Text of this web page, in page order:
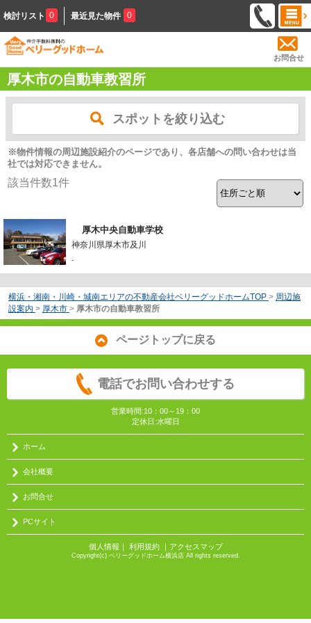
検討リスト 0 最近見た物件 0
お問合せ
厚木市の自動車教習所
スポットを絞り込む
※物件情報の周辺施設紹介のページであり、各店舗への問い合わせは当
社では対応できません。
該当件数1件
厚木中央自動車学校
神奈川県厚木市及川
-
横浜・湘南・川崎・城南エリアの不動産会社ベリーグッドホームTOP > 周辺施
設案内 > 厚木市 > 厚木市の自動車教習所
ページトップに戻る
電話でお問い合わせする
営業時間:10：00～19：00
定休日:水曜日
ホーム
会社概要
お問合せ
PCサイト
個人情報 ｜ 利用規約｜ アクセスマップ
Copyright(c) ベリーグッドホーム横浜店 All rights reserved.